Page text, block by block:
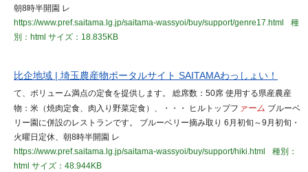
朝8時半開園 レ
https://www.pref.saitama.lg.jp/saitama-wassyoi/buy/support/genre17.html
種
別：html サイズ：18.835KB
比企地域 | 埼玉農産物ポータルサイト SAITAMAわっしょい！
て、ボリューム満点の定食を提供します。 総席数：50席 使用する県産農産
物：米（焼肉定食、肉入り野菜定食）、・・・ ヒルトップフ ァーム ブルーベ
リー園に併設のレストランです。 ブルーベリー摘み取り 6月初旬～9月初旬・
火曜日定休、朝8時半開園 レ
https://www.pref.saitama.lg.jp/saitama-wassyoi/buy/support/hiki.html
種別：
html サイズ：48.944KB